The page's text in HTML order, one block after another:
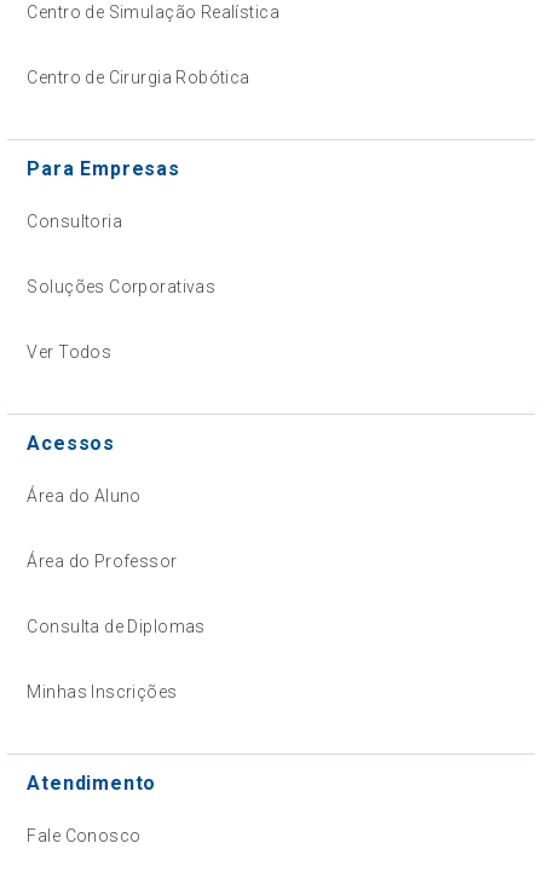
Centro de Simulação Realística
Centro de Cirurgia Robótica
Para Empresas
Consultoria
Soluções Corporativas
Ver Todos
Acessos
Área do Aluno
Área do Professor
Consulta de Diplomas
Minhas Inscrições
Atendimento
Fale Conosco